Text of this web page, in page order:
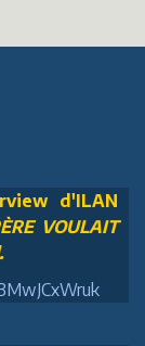
d'ILAN
VOULAIT